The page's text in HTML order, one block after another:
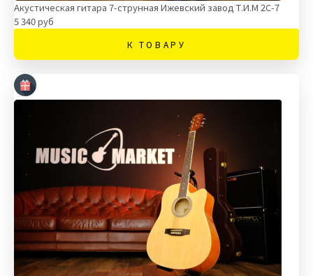
Акустическая гитара 7-струнная Ижевский завод Т.И.М 2C-7
5 340 руб
К ТОВАРУ